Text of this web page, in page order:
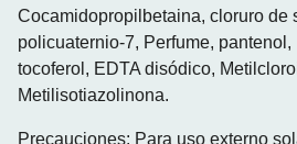
Cocamidopropilbetaina, cloruro de
policuaternio-7, Perfume, pantenol,
tocoferol, EDTA disódico,
Metilisotiazolinona.
Precauciones: Para uso externo